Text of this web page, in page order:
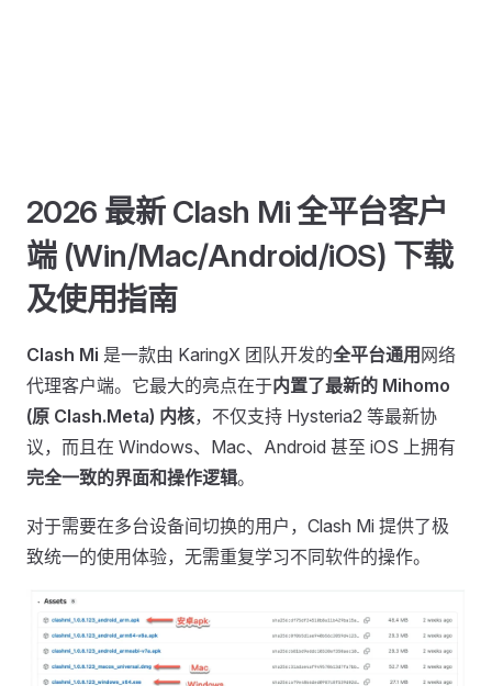
2026 最新 Clash Mi 全平台客户
端 (Win/Mac/Android/iOS) 下载
及使用指南
Clash Mi 是一款由 KaringX 团队开发的全平台通用 网络
代理客户端。它最大的亮点在于内置了最新的 Mihomo
(原 Clash.Meta) 内核，不仅支持 Hysteria2 等最新协
议，而且在 Windows、Mac、Android 甚至 iOS 上拥有
完全一致的界面和操作逻辑。
对于需要在多台设备间切换的用户，Clash Mi 提供了极
致统一的使用体验，无需重复学习不同软件的操作。